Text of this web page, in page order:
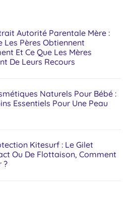
Autorité Parentale Mère :
Les Pères Obtiennent
Et Ce Que Les Mères
De Leurs Recours
Naturels Pour Bébé :
Essentiels Pour Une Peau
Kitesurf : Le Gilet
Ou De Flottaison, Comment
?